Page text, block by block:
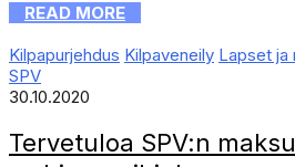
READ MORE
Kilpapurjehdus Kilpaveneily Lapset ja
SPV
30.10.2020
Tervetuloa SPV:n